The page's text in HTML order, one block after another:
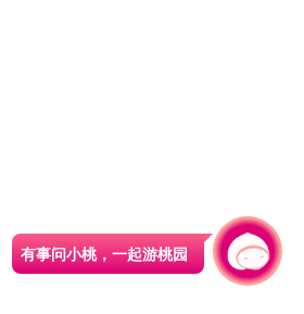
有事问小桃，一起游桃园